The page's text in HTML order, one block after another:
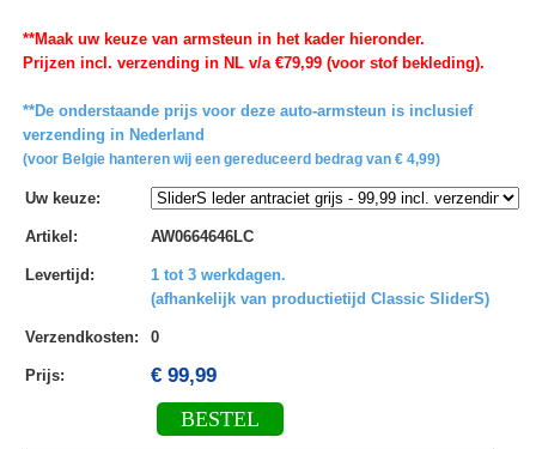
**Maak uw keuze van armsteun in het kader hieronder.
Prijzen incl. verzending in NL v/a €79,99 (voor stof bekleding).
**De onderstaande prijs voor deze auto-armsteun is inclusief
verzending in Nederland
(voor Belgie hanteren wij een gereduceerd bedrag van € 4,99)
Uw keuze:
Artikel : AW0664646LC
Levertijd :
1 tot 3 werkdagen.
(afhankelijk van productietijd Classic SliderS)
Verzendkosten: 0
Prijs: € 99,99
BESTEL